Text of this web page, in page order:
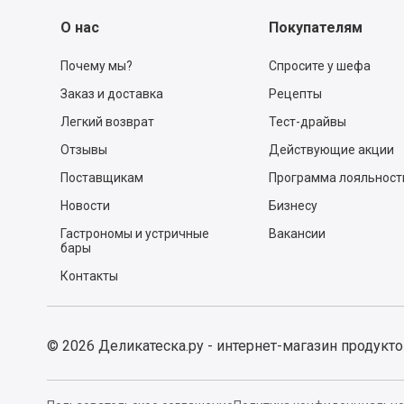
О нас
Почему мы?
Заказ и доставка
Легкий возврат
Отзывы
Поставщикам
Новости
Гастрономы и устричные
бары
Контакты
Покупателям
Спросите у шефа
Рецепты
Тест-драйвы
Действующие акции
Программа
Бизнесу
Вакансии
© 2026 Деликатеска.ру - интернет-магазин